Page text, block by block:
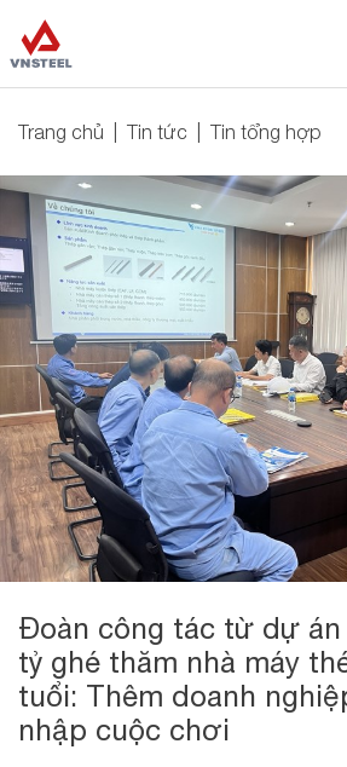
Trang chủ Tin tức Tin tổng hợp
Đoàn công tác từ dự án
tỷ ghé thăm nhà máy
tuổi: Thêm doanh
nhập cuộc chơi